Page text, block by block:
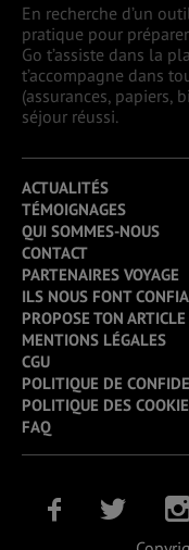
En recherche d’un
pratique pour
Go t’assiste dans la
t’accompagne dans
(assurances, papiers,
séjour réussi.
ACTUALITÉS
TÉMOIGNAGES
QUI SOMMES-NOUS
CONTACT
PARTENAIRES VOYAGE
ILS NOUS FONT
PROPOSE TON ARTICLE
MENTIONS LÉGALES
CGU
POLITIQUE DE
POLITIQUE DES
FAQ